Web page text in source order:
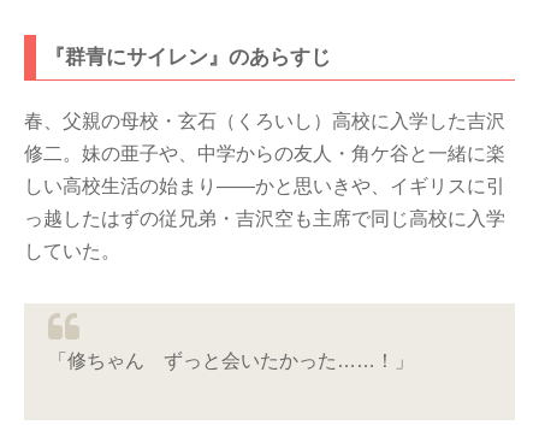
『群青にサイレン』のあらすじ
春、父親の母校・玄石（くろいし）高校に入学した吉沢
修二。妹の亜子や、中学からの友人・角ケ谷と一緒に楽
しい高校生活の始まり――かと思いきや、イギリスに引
っ越したはずの従兄弟・吉沢空も主席で同じ高校に入学
していた。
「修ちゃん ずっと会いたかった……！」